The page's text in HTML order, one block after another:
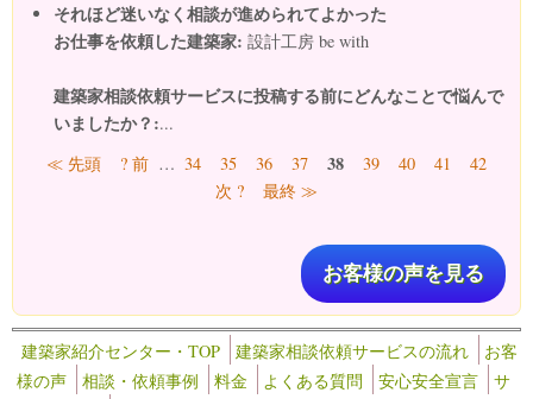
それほど迷いなく相談が進められてよかった
お仕事を依頼した建築家: 設計工房 be with
建築家相談依頼サービスに投稿する前にどんなことで悩んで
いましたか？:...
ページ
≪ 先頭 ? 前 … 34 35 36 37 38 39 40 41
42
次 ?
最終 ≫
お客様の声を見る
建築家紹介センター・TOP 建築家相談依頼サービスの流れ
お客
様の声
相談・依頼事例 料金 よくある質問 安心安全宣言
サ